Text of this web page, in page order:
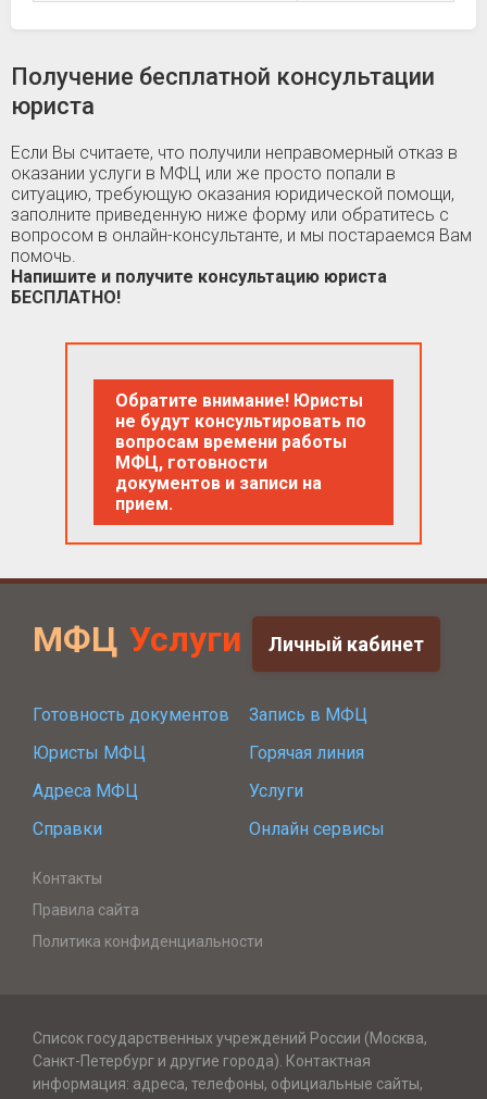
Получение бесплатной консультации
юриста
Если Вы считаете, что получили неправомерный отказ в
оказании услуги в МФЦ или же просто попали в
ситуацию, требующую оказания юридической помощи,
заполните приведенную ниже форму или обратитесь с
вопросом в онлайн-консультанте, и мы постараемся Вам
помочь.
Напишите и получите консультацию юриста
БЕСПЛАТНО!
Обратите внимание! Юристы
не будут консультировать по
вопросам времени работы
МФЦ, готовности
документов и записи на
прием.
МФЦ Услуги Личный кабинет
Готовность документов
Запись в МФЦ
Юристы МФЦ
Горячая линия
Адреса МФЦ
Услуги
Справки
Онлайн сервисы
Контакты
Правила сайта
Политика конфиденциальности
Список государственных учреждений России (Москва,
Санкт-Петербург и другие города). Контактная
информация: адреса, телефоны, официальные сайты,